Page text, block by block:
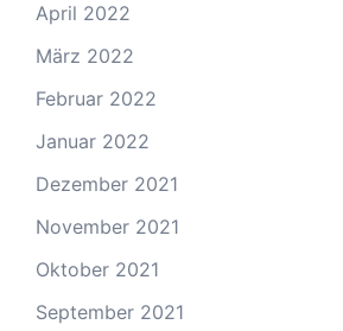
April 2022
März 2022
Februar 2022
Januar 2022
Dezember 2021
November 2021
Oktober 2021
September 2021